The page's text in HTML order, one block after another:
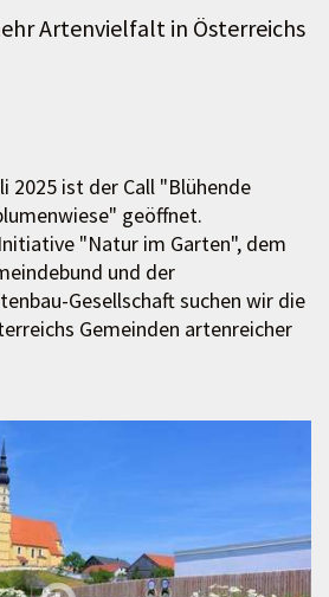
Artenvielfalt in Österreichs
2025 ist der Call "Blühende
geöffnet.
"Natur im Garten", dem
und der
Gesellschaft suchen wir die
Gemeinden artenreicher